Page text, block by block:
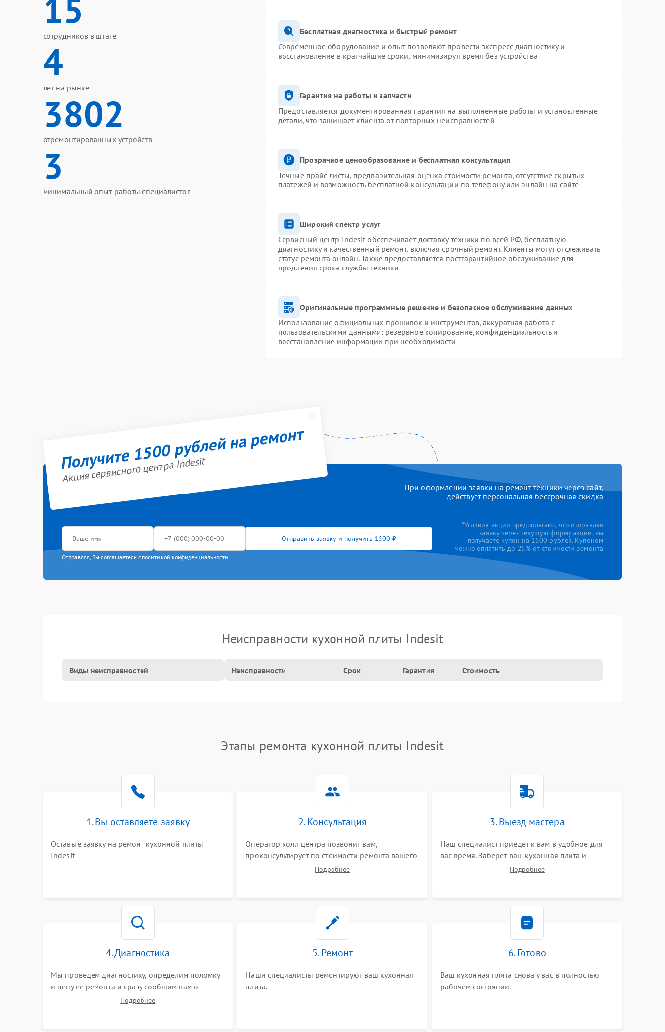
15
сотрудников в штате
4
лет на рынке
3802
отремонтированных устройств
3
минимальный опыт работы специалистов
Бесплатная диагностика и быстрый ремонт
Современное оборудование и опыт позволяют провести экспресс-диагностику и
восстановление в кратчайшие сроки, минимизируя время без устройства
Гарантия на работы и запчасти
Предоставляется документированная гарантия на выполненные работы и установленные
детали, что защищает клиента от повторных неисправностей
Прозрачное ценообразование и бесплатная консультация
Точные прайс-листы, предварительная оценка стоимости ремонта, отсутствие скрытых
платежей и возможность бесплатной консультации по телефону или онлайн на сайте
Широкий спектр услуг
Сервисный центр Indesit обеспечивает доставку техники по всей РФ, бесплатную
диагностику и качественный ремонт, включая срочный ремонт. Клиенты могут отслеживать
статус ремонта онлайн. Также предоставляется постгарантийное обслуживание для
продления срока службы техники
Оригинальные программные решение и безопасное обслуживание данных
Использование официальных прошивок и инструментов, аккуратная работа с
пользовательскими данными: резервное копирование, конфиденциальность и
восстановление информации при необходимости
Получите 1500 рублей на ремонт
Акция сервисного центра Indesit
При оформлении заявки на ремонт техники через сайт,
действует персональная бессрочная скидка
Отправить заявку и получить 1500 ₽
Отправляя, Вы соглашаетесь с политикой конфиденциальности
*Условия акции предполагают, что отправляя
заявку через текущую форму акции, вы
получаете купон на 1500 рублей. Купоном
можно оплатить до 25% от стоимости ремонта
Неисправности кухонной плиты Indesit
Виды неисправностей Неисправности Срок Гарантия Стоимость
Этапы ремонта кухонной плиты Indesit
1. Вы оставляете заявку
Оставьте заявку на ремонт кухонной плиты
Indesit
2. Консультация
Оператор колл центра позвонит вам,
проконсультирует по стоимости ремонта вашего
кухонной плиты а также ответит на все ваши
Подробнее
3. Выезд мастера
Наш специалист приедет к вам в удобное для
вас время. Заберет ваш кухонная плита и
привезет на склад для диагностики.
Подробнее
4. Диагностика
Мы проведем диагностику, определим поломку
и цену ее ремонта и сразу сообщим вам о
Подробнее
5. Ремонт
Наши специалисты ремонтируют ваш кухонная
плита.
6. Готово
Ваш кухонная плита снова у вас в полностью
рабочем состоянии.